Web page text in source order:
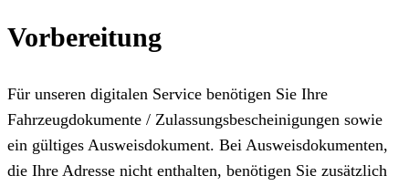
Vorbereitung
Für unseren digitalen Service benötigen Sie Ihre
Fahrzeugdokumente / Zulassungsbescheinigungen sowie
ein gültiges Ausweisdokument. Bei Ausweisdokumenten,
die Ihre Adresse nicht enthalten, benötigen Sie zusätzlich